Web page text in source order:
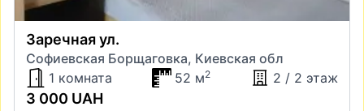
Заречная ул.
Софиевская Борщаговка, Киевская обл
1 комната
52 м2 2 / 2 этаж
3 000 UAH